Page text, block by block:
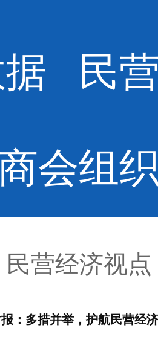
民
会组织
民营经济视点
：多措并举，护航民营经